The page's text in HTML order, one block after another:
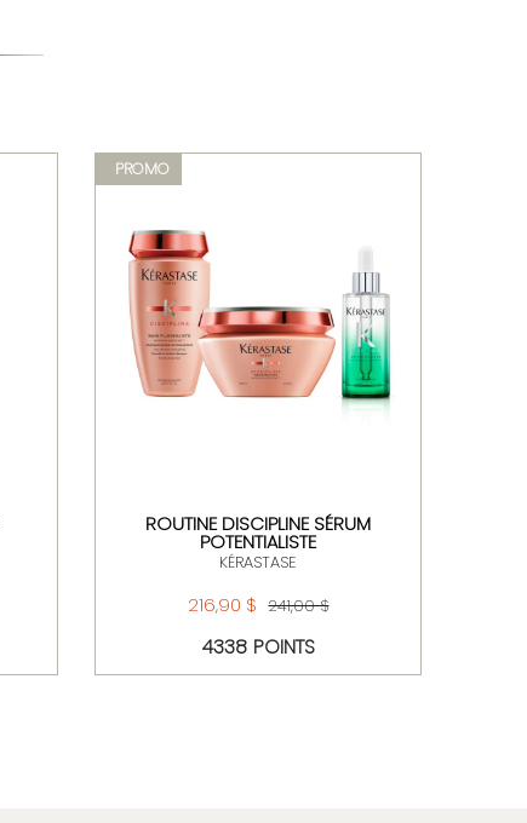
PROMO
ROUTINE DISCIPLINE SÉRUM
POTENTIALISTE
KÉRASTASE
216,90 $ 241,00 $
4338 POINTS